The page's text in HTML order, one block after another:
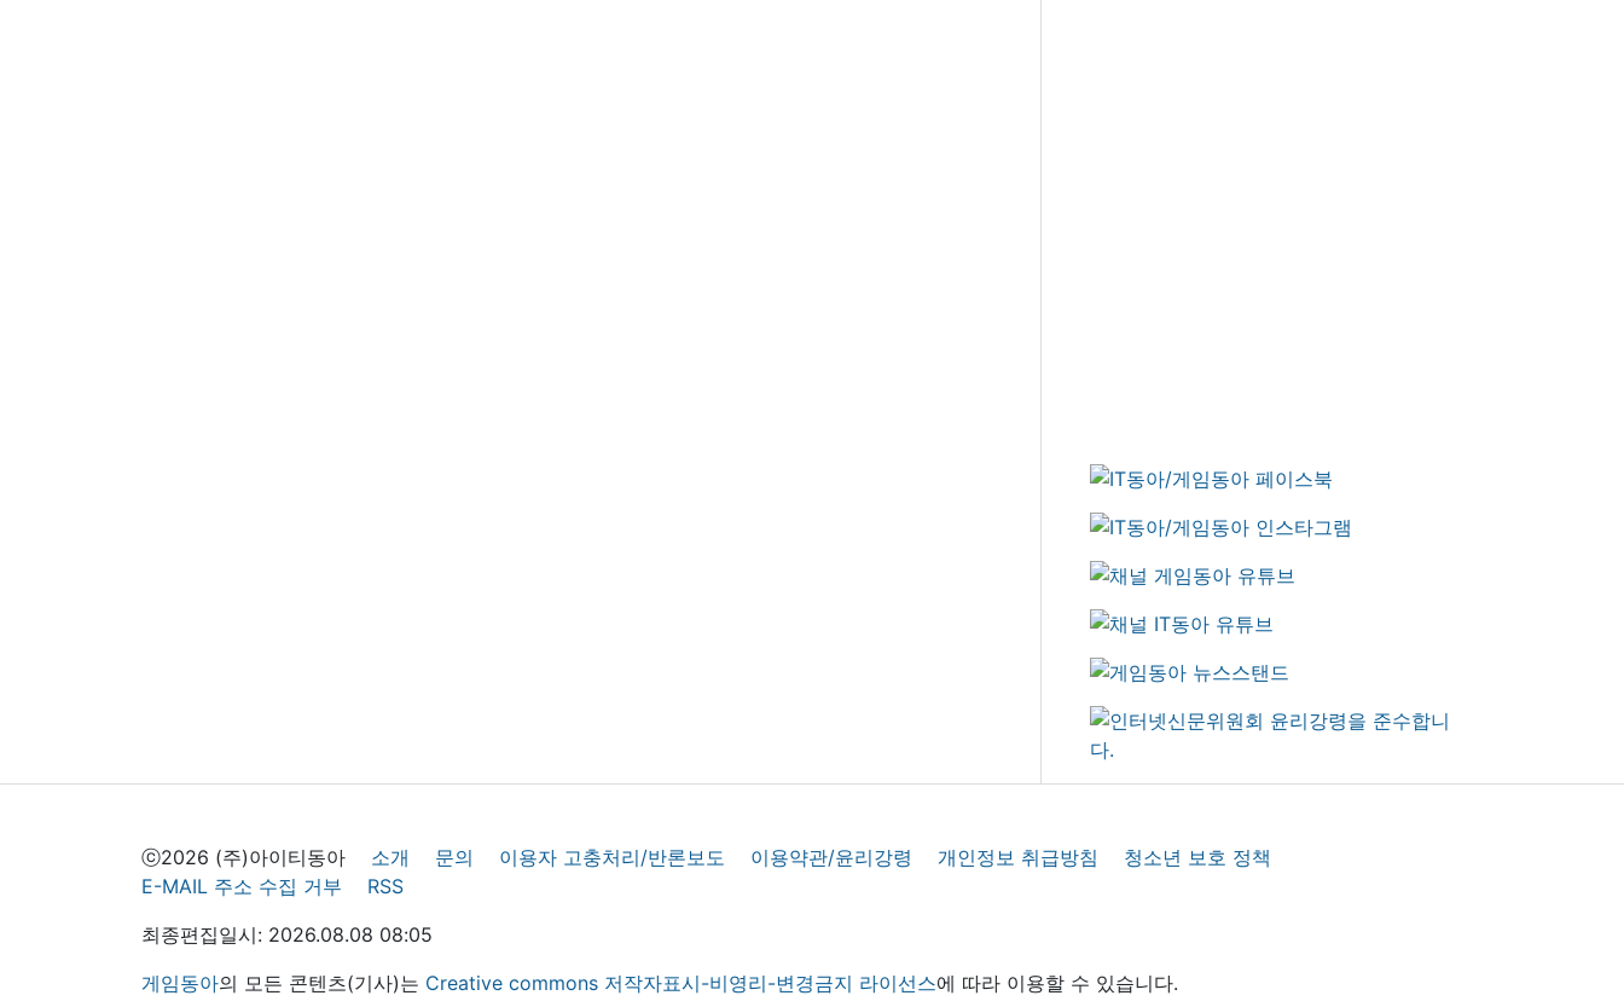
ⓒ2026 (주)아이티동아 소개 문의 이용자 고충처리/반론보도 이용약관/윤리강령 개인정보 취급방침
청소년 보호 정책
E-MAIL 주소 수집 거부
RSS
최종편집일시: 2026.08.08 08:05
게임동아의 모든 콘텐츠(기사)는 Creative commons 저작자표시-비영리-변경금지 라이선스에 따라 이용할 수 있습니다.